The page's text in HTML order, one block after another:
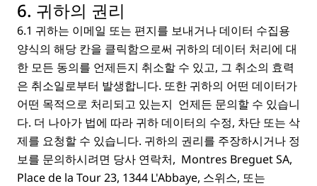
6. 귀하의 권리
6.1 귀하는 이메일 또는 편지를 보내거나 데이터 수집용
양식의 해당 칸을 클릭함으로써 귀하의 데이터 처리에 대
한 모든 동의를 언제든지 취소할 수 있고, 그 취소의 효력
은 취소일로부터 발생합니다. 또한 귀하의 어떤 데이터가
어떤 목적으로 처리되고 있는지 언제든 문의할 수 있습니
다. 더 나아가 법에 따라 귀하 데이터의 수정, 차단 또는 삭
제를 요청할 수 있습니다. 귀하의 권리를 주장하시거나 정
보를 문의하시려면 당사 연락처, Montres Breguet SA,
Place de la Tour 23, 1344 L'Abbaye, 스위스, 또는